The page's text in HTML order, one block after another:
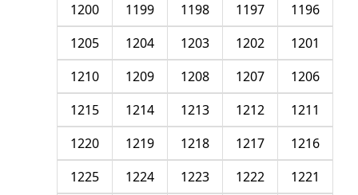
1196
1197
1198
1199
1200
1201
1202
1203
1204
1205
1206
1207
1208
1209
1210
1211
1212
1213
1214
1215
1216
1217
1218
1219
1220
1221
1222
1223
1224
1225